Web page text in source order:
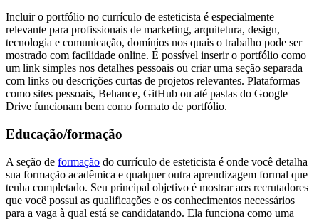
Incluir o portfólio no currículo de esteticista é especialmente
relevante para profissionais de marketing, arquitetura, design,
tecnologia e comunicação, domínios nos quais o trabalho pode ser
mostrado com facilidade online. É possível inserir o portfólio como
um link simples nos detalhes pessoais ou criar uma seção separada
com links ou descrições curtas de projetos relevantes. Plataformas
como sites pessoais, Behance, GitHub ou até pastas do Google
Drive funcionam bem como formato de portfólio.
Educação/formação
A seção de formação do currículo de esteticista é onde você detalha
sua formação acadêmica e qualquer outra aprendizagem formal que
tenha completado. Seu principal objetivo é mostrar aos recrutadores
que você possui as qualificações e os conhecimentos necessários
para a vaga à qual está se candidatando. Ela funciona como uma